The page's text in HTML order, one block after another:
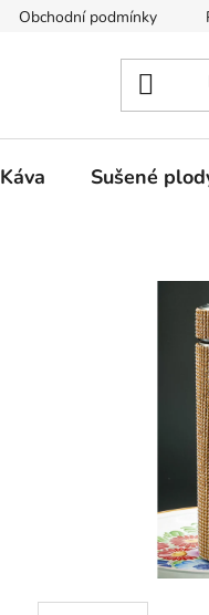
Obchodní podmínky
Káva Sušené